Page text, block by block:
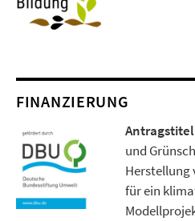
FINANZIERUNG
und
Herstellung
für ein